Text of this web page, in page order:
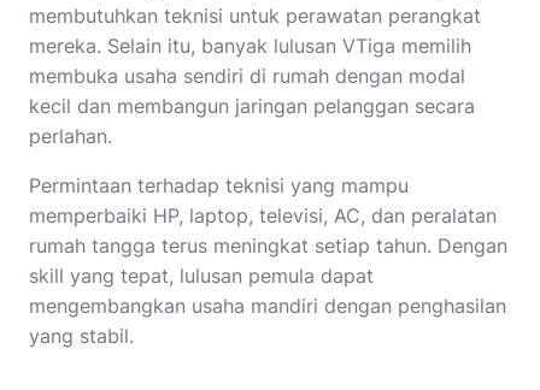
membutuhkan teknisi untuk perawatan perangkat
mereka. Selain itu, banyak lulusan VTiga memilih
membuka usaha sendiri di rumah dengan modal
kecil dan membangun jaringan pelanggan secara
perlahan.
Permintaan terhadap teknisi yang mampu
memperbaiki HP, laptop, televisi, AC, dan peralatan
rumah tangga terus meningkat setiap tahun. Dengan
skill yang tepat, lulusan pemula dapat
mengembangkan usaha mandiri dengan penghasilan
yang stabil.